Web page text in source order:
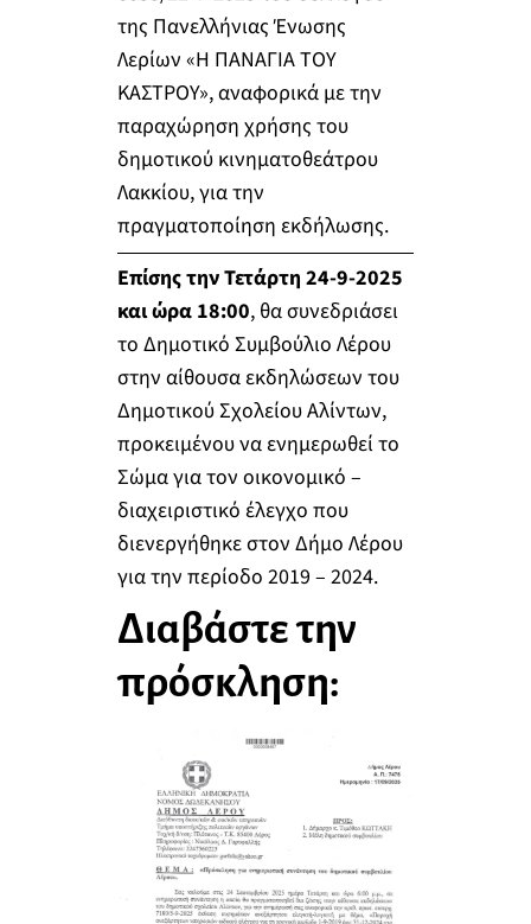
της Πανελλήνιας Ένωσης
Λερίων «Η ΠΑΝΑΓΙΑ ΤΟΥ
ΚΑΣΤΡΟΥ», αναφορικά με την
παραχώρηση χρήσης του
δημοτικού κινηματοθεάτρου
Λακκίου, για την
πραγματοποίηση εκδήλωσης.
Επίσης την Τετάρτη 24-9-2025
και ώρα 18:00, θα συνεδριάσει
το Δημοτικό Συμβούλιο Λέρου
στην αίθουσα εκδηλώσεων του
Δημοτικού Σχολείου Αλίντων,
προκειμένου να ενημερωθεί το
Σώμα για τον οικονομικό –
διαχειριστικό έλεγχο που
διενεργήθηκε στον Δήμο Λέρου
για την περίοδο 2019 – 2024.
Διαβάστε την
πρόσκληση: